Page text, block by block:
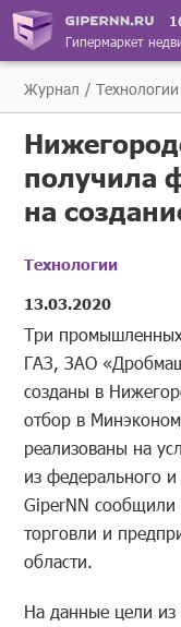
Гипермаркет
Журнал Технологии
получила
на
Технологии
13.03.2020
Три
ГАЗ, ЗАО
созданы в
отбор в
реализованы на
из федерального
GiperNN сообщили
торговли и
области.
На данные цели